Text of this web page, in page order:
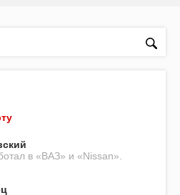
в «ВАЗ» и «Nissan».